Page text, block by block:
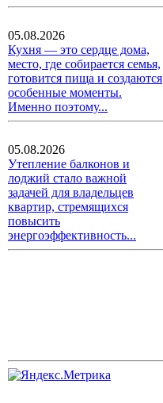
05.08.2026
Кухня — это сердце дома,
место, где собирается семья,
готовится пища и создаются
особенные моменты.
Именно поэтому...
05.08.2026
Утепление балконов и
лоджий стало важной
задачей для владельцев
квартир, стремящихся
повысить
энергоэффективность...